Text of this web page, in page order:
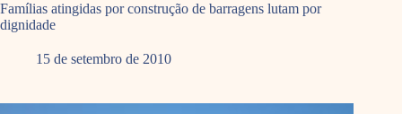
Famílias atingidas por construção de barragens lutam por
dignidade
15 de setembro de 2010